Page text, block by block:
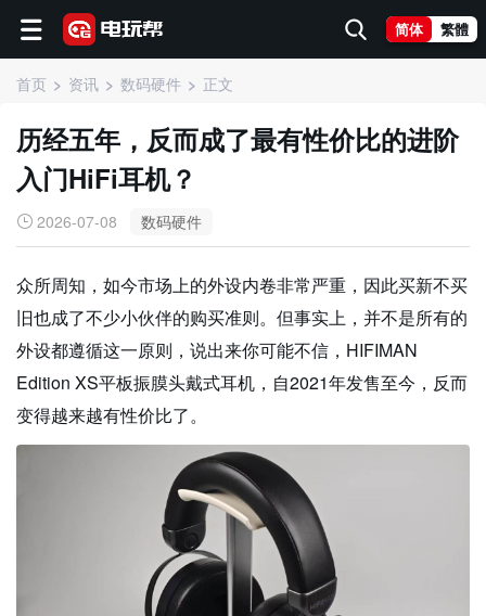
简体 繁體
首页 资讯 数码硬件 正文
历经五年，反而成了最有性价比的进阶
入门HiFi耳机？
2026-07-08 数码硬件
众所周知，如今市场上的外设内卷非常严重，因此买新不买
旧也成了不少小伙伴的购买准则。但事实上，并不是所有的
外设都遵循这一原则，说出来你可能不信，HIFIMAN
Edition XS平板振膜头戴式耳机，自2021年发售至今，反而
变得越来越有性价比了。